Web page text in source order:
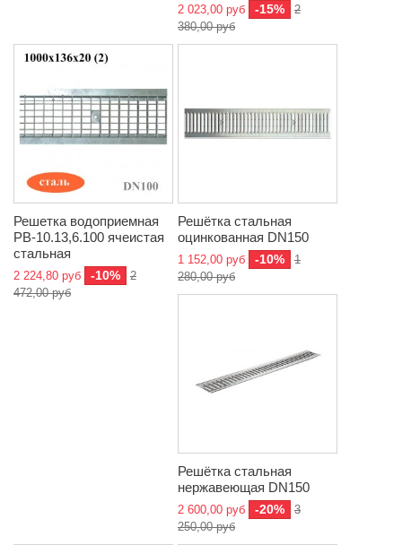
2 023,00 руб -15%
2
380,00 руб
Решетка водоприемная
РВ-10.13,6.100 ячеистая
стальная
2 224,80 руб -10%
2
472,00 руб
Решётка стальная
оцинкованная DN150
1 152,00 руб -10%
1
280,00 руб
Решётка стальная
нержавеющая DN150
2 600,00 руб -20%
3
250,00 руб